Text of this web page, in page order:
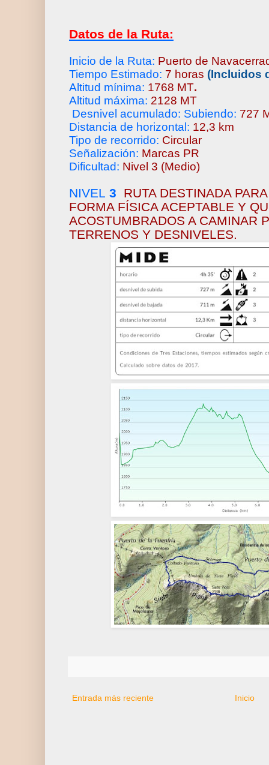
Datos de la Ruta:
Inicio de la Ruta: Puerto de
Tiempo Estimado: 7 horas (Incluidos
Altitud mínima: 1768 MT.
Altitud máxima: 2128 MT
Desnivel acumulado: Subiendo: 727
Distancia de horizontal: 12,3 km
Tipo de recorrido: Circular
Señalización: Marcas PR
Dificultad: Nivel 3 (Medio)
NIVEL 3
RUTA DESTINADA
FORMA FÍSICA ACEPTABLE Y
ACOSTUMBRADOS A CAMINAR
TERRENOS Y DESNIVELES.
Entrada más reciente Inicio